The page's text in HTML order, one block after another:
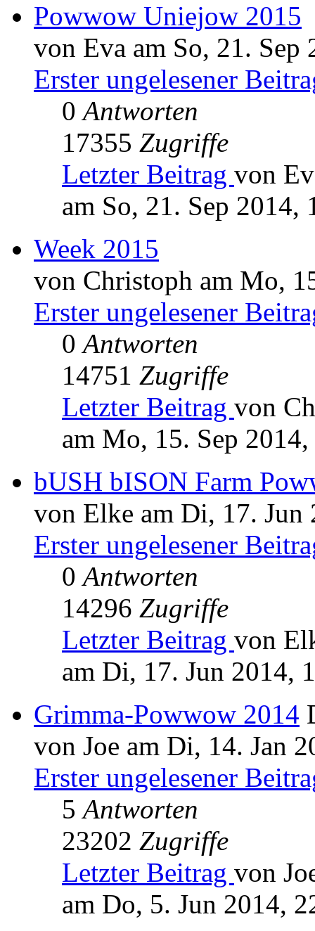
Powwow Uniejow 2015
von Eva am So, 21. Sep
Erster ungelesener
0Antworten
17355 Zugriffe
Letzter Beitrag von
am So, 21. Sep 2014,
Week 2015
von Christoph am Mo,
Erster ungelesener
0Antworten
14751 Zugriffe
Letzter Beitrag von
am Mo, 15. Sep
bUSH bISON Farm
von Elke am Di, 17. Jun
Erster ungelesener
0Antworten
14296 Zugriffe
Letzter Beitrag von
am Di, 17. Jun 2014,
Grimma-Powwow 2014
von Joe am Di, 14. Jan
Erster ungelesener
5Antworten
23202 Zugriffe
Letzter Beitrag von
am Do, 5. Jun 2014,